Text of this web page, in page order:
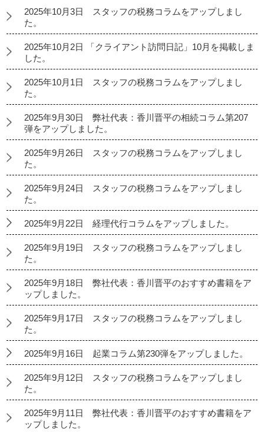
2025年10月3日 スタッフの税務コラムをアップしまし
た。
2025年10月2日 「クライアント訪問日記」10月を掲載しま
した。
2025年10月1日 スタッフの税務コラムをアップしまし
た。
2025年9月30日 弊社代表：香川晋平の相続コラム第207
弾をアップしました。
2025年9月26日 スタッフの税務コラムをアップしまし
た。
2025年9月24日 スタッフの税務コラムをアップしまし
た。
2025年9月22日 経理代行コラムをアップしました。
2025年9月19日 スタッフの税務コラムをアップしまし
た。
2025年9月18日 弊社代表：香川晋平のおすすめ書籍をア
ップしました。
2025年9月17日 スタッフの税務コラムをアップしまし
た。
2025年9月16日 起業コラム第230弾をアップしました。
2025年9月12日 スタッフの税務コラムをアップしまし
た。
2025年9月11日 弊社代表：香川晋平のおすすめ書籍をア
ップしました。